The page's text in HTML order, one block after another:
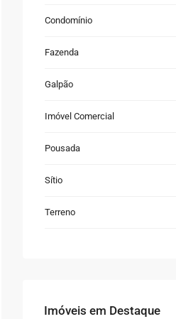
Condomínio
Fazenda
Galpão
Imóvel Comercial
Pousada
Sítio
Terreno
Imóveis em Destaque